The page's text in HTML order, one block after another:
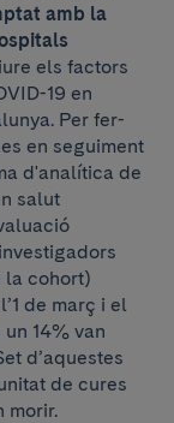
amb la
els factors
19 en
Per fer-
en seguiment
d'analítica de
salut
la cohort)
de març i el
14% van
d’aquestes
de cures
morir.